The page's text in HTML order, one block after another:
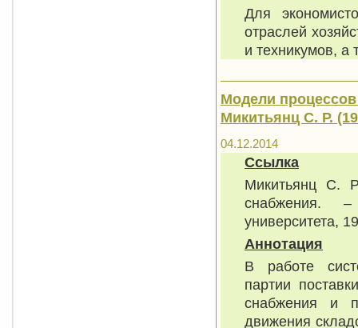
Для
отраслей
и техникумов, а
Модели
Микитьянц С. Р.
04.12.2014
Ссылка
Микитьянц С.
снабжения. –
университета,
Аннотация
В работе
партии
снабжения и
движения